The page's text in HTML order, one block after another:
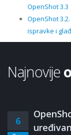
OpenShot 3.3
OpenShot
ispravke i
Najnovije
6